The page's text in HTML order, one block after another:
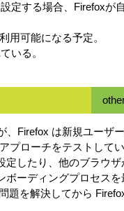
する場合、Firefoxが
用可能になる予定。
いる。
Firefox は新規ユーザ
プローチをテストしてい
したり、他のブラウザ
ーディングプロセス
を解決してから